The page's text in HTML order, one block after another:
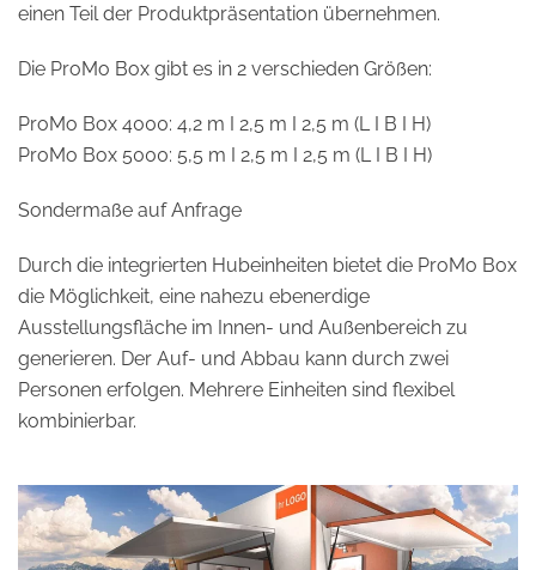
einen Teil der Produktpräsentation übernehmen.
Die ProMo Box gibt es in 2 verschieden Größen:
ProMo Box 4000: 4,2 m I 2,5 m I 2,5 m (L I B I H)
ProMo Box 5000: 5,5 m I 2,5 m I 2,5 m (L I B I H)
Sondermaße auf Anfrage
Durch die integrierten Hubeinheiten bietet die ProMo Box
die Möglichkeit, eine nahezu ebenerdige
Ausstellungsfläche im Innen- und Außenbereich zu
generieren. Der Auf- und Abbau kann durch zwei
Personen erfolgen. Mehrere Einheiten sind flexibel
kombinierbar.